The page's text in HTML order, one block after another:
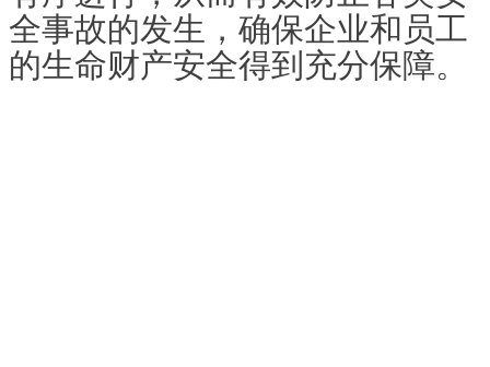
全事故的发生，确保企业和员工
的生命财产安全得到充分保障。